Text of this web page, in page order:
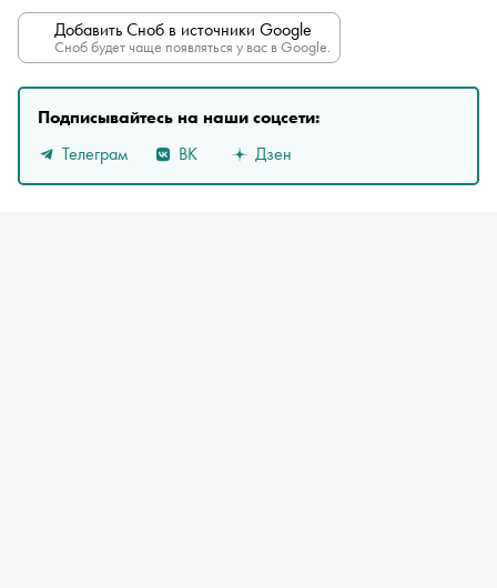
Добавить Сноб в источники Google
Сноб будет чаще появляться у вас в Google.
Подписывайтесь на наши соцсети:
Телеграм
ВК Дзен